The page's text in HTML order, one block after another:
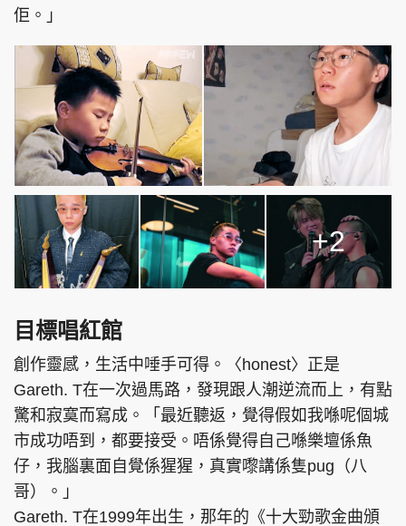
佢。」
+2
目標唱紅館
創作靈感，生活中唾手可得。〈honest〉正是
Gareth. T在一次過馬路，發現跟人潮逆流而上，有點
驚和寂寞而寫成。「最近聽返，覺得假如我喺呢個城
市成功唔到，都要接受。唔係覺得自己喺樂壇係魚
仔，我腦裏面自覺係猩猩，真實嚟講係隻pug（八
哥）。」
Gareth. T在1999年出生，那年的《十大勁歌金曲頒